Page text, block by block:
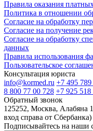
Правила оказания
Политика в отношении
Согласие на обработку
Согласие на получение
Согласие на обработку
данных
Правила использования
Пользовательское
Консультация юриста
info@kormed.ru +7 495
8 800 77 00 728 +7 925 518
Обратный звонок
125252, Москва, Алабяна
вход справа от Сбербанка)
Подписывайтесь на наши